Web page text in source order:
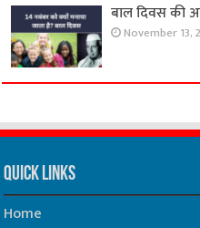
बाल दिवस की
November 13,
Quick Links
Home